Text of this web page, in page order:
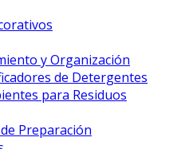
y Organización
de Detergentes
para Residuos
Preparación